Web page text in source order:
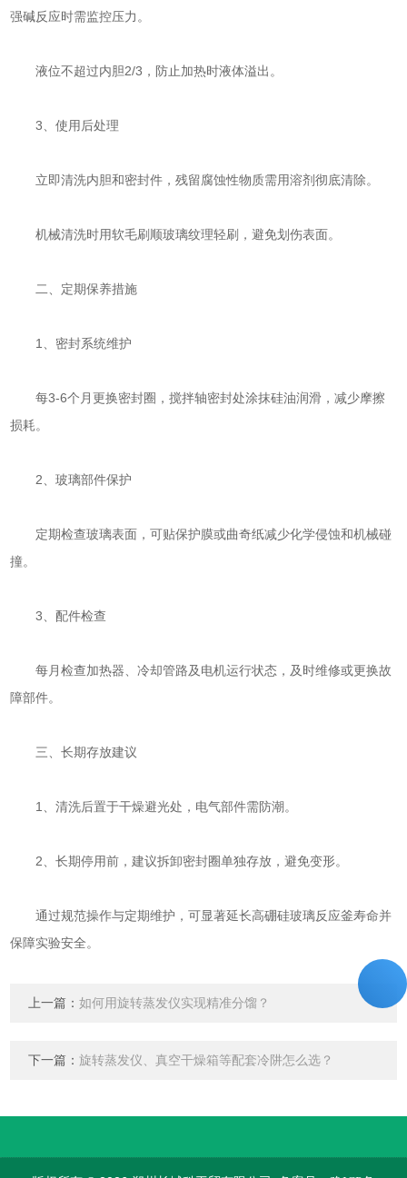
强碱反应时需监控压力。
液位不超过内胆2/3，防止加热时液体溢出。
‌3、使用后处理‌
立即清洗内胆和密封件，残留腐蚀性物质需用溶剂彻底清除。
机械清洗时用软毛刷顺玻璃纹理轻刷，避免划伤表面。
‌二、定期保养措施‌
‌1、密封系统维护‌
每3-6个月更换密封圈，搅拌轴密封处涂抹硅油润滑，减少摩擦
损耗。
‌2、玻璃部件保护‌
定期检查玻璃表面，可贴保护膜或曲奇纸减少化学侵蚀和机械碰
撞。
‌3、配件检查‌
每月检查加热器、冷却管路及电机运行状态，及时维修或更换故
障部件。
‌三、长期存放建议‌
1、清洗后置于干燥避光处，电气部件需防潮。
2、长期停用前，建议拆卸密封圈单独存放，避免变形。
通过规范操作与定期维护，可显著延长高硼硅玻璃反应釜寿命并
保障实验安全。
上一篇：如何用旋转蒸发仪实现精准分馏？
下一篇：旋转蒸发仪、真空干燥箱等配套冷阱怎么选？